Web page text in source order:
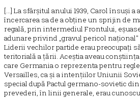
[...] La sfârșitul anului 1939, Carol însuși
încercarea sa de a obține un sprijin de
regală, prin intermediul Frontului,
adunare privind „gravul pericol național"
Liderii vechilor partide erau preocupați
teritorială a țării. Aceștia aveau
care Germania o reprezenta pentru
Versailles, ca și a intențiilor Uniunii
special după Pactul germano-sovietic din
prevederi, în linii generale, erau